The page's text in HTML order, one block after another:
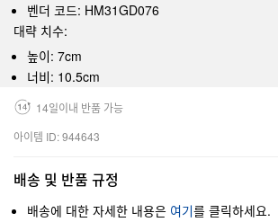
벤더 코드: HM31GD076
대략 치수:
높이: 7cm
너비: 10.5cm
14일이내 반품 가능
아이템 ID: 944643
배송 및 반품 규정
배송에 대한 자세한 내용은 여기를 클릭하세요.